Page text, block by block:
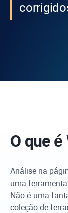
O que é
Análise na
uma
Não é uma
coleção de